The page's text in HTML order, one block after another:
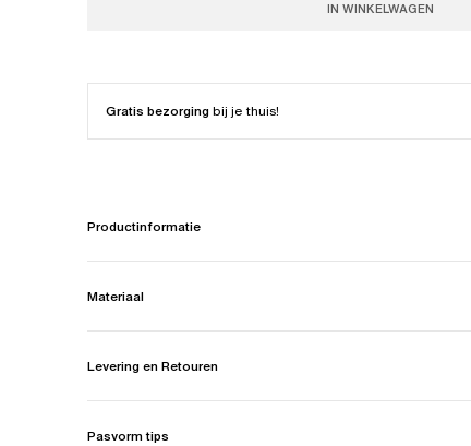
IN WINKELWAGEN
Gratis bezorgingbij je thuis!
Productinformatie
Materiaal
Levering en Retouren
Pasvorm tips